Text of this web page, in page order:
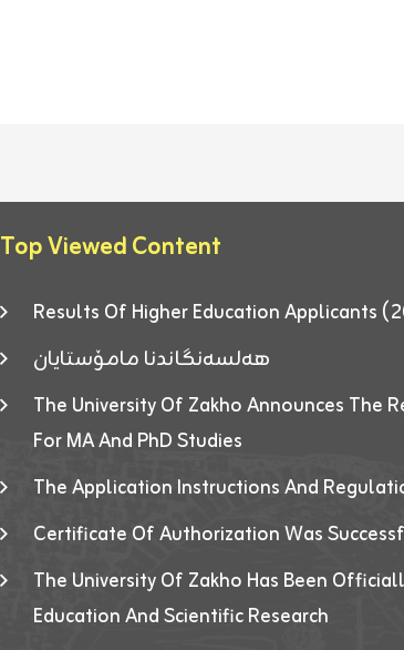
Top Viewed Content
Results Of Higher Education Applicants
هەلسەنگاندنا مامۆستایان
The University Of Zakho Announces The
For MA And PhD Studies
The Application Instructions And
Certificate Of Authorization Was
The University Of Zakho Has Been
Education And Scientific Research